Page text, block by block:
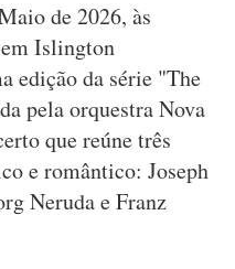
de 2026, às
Islington
edição da série "The
pela orquestra Nova
que reúne três
e romântico: Joseph
Neruda e Franz